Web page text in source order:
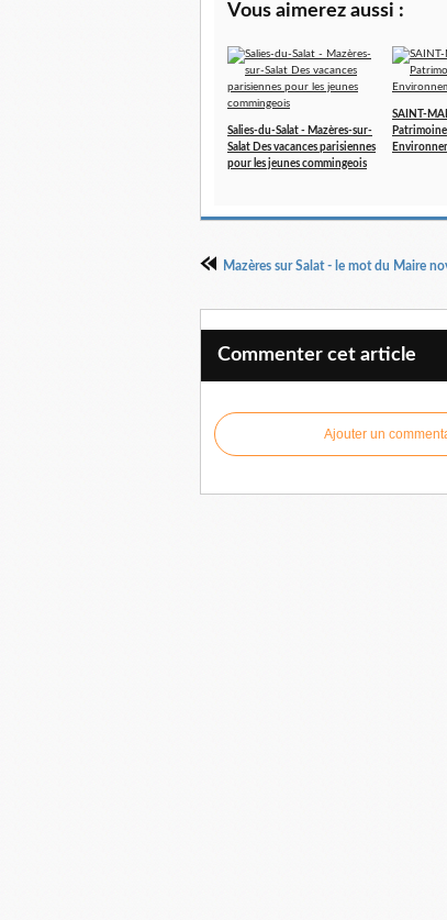
Vous aimerez aussi :
Salies-du-Salat - Mazères-sur-
Salat Des vacances parisiennes
pour les jeunes commingeois
SAINT-
Mazères sur Salat - le mot du Maire
Commenter cet article
Ajouter un